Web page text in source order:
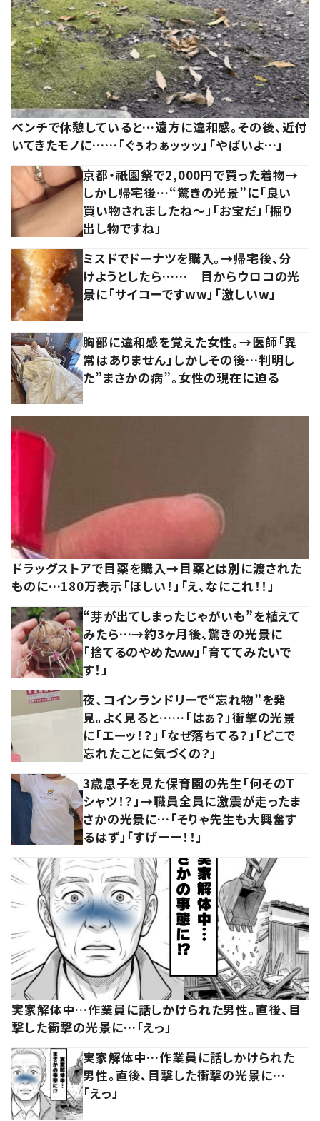
ベンチで休憩していると…遠方に違和感。その後、近付
いてきたモノに……「ぐぅわぁッッッ」「やばいよ…」
京都・祇園祭で2,000円で買った着物→
しかし帰宅後…“驚きの光景”に「良い
買い物されましたね～」「お宝だ」「掘り
出し物ですね」
ミスドでドーナツを購入。→帰宅後、分
けようとしたら…… 目からウロコの光
景に「サイコーですww」「激しいw」
胸部に違和感を覚えた女性。→医師「異
常はありません」しかしその後…判明し
た”まさかの病”。女性の現在に迫る
ドラッグストアで目薬を購入→目薬とは別に渡された
ものに…180万表示「ほしい！」「え、なにこれ！！」
“芽が出てしまったじゃがいも”を植えて
みたら…→約3ヶ月後、驚きの光景に
「捨てるのやめたｗｗ」「育ててみたいで
す！」
夜、コインランドリーで“忘れ物”を発
見。よく見ると……「はぁ？」衝撃の光景
に「エーッ！？」「なぜ落ちてる？」「どこで
忘れたことに気づくの？」
3歳息子を見た保育園の先生「何そのT
シャツ！？」→職員全員に激震が走ったま
さかの光景に…「そりゃ先生も大興奮す
るはず」「すげーー！！」
実家解体中…作業員に話しかけられた男性。直後、目
撃した衝撃の光景に…「えっ」
実家解体中…作業員に話しかけられた
男性。直後、目撃した衝撃の光景に…
「えっ」